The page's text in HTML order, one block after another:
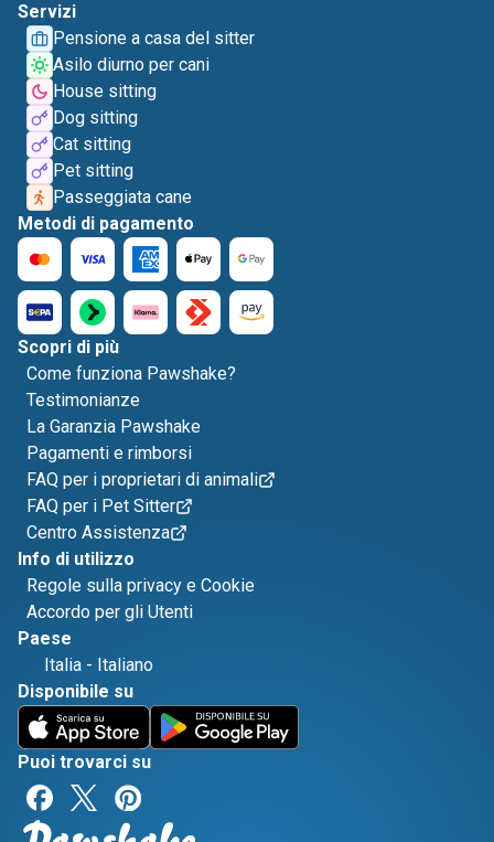
Servizi
Pensione a casa del sitter
Asilo diurno per cani
House sitting
Dog sitting
Cat sitting
Pet sitting
Passeggiata cane
Metodi di pagamento
Scopri di più
Come funziona Pawshake?
Testimonianze
La Garanzia Pawshake
Pagamenti e rimborsi
FAQ per i proprietari di animali
FAQ per i Pet Sitter
Centro Assistenza
Info di utilizzo
Regole sulla privacy e Cookie
Accordo per gli Utenti
Paese
Italia - Italiano
Disponibile su
Puoi trovarci su